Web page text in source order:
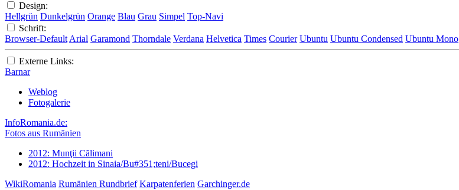
Design:
Hellgrün Dunkelgrün Orange Blau Grau Simpel Top-Navi
Schrift:
Browser-Default Arial Garamond Thorndale Verdana Helvetica Times Courier Ubuntu Ubuntu Condensed Ubuntu Mono
Externe Links:
Barnar
Weblog
Fotogalerie
InfoRomania.de:
Fotos aus Rumänien
2012: Munţii Călimani
2012: Hochzeit in Sinaia/Bu#351;teni/Bucegi
WikiRomania Rumänien Rundbrief Karpatenferien Garchinger.de